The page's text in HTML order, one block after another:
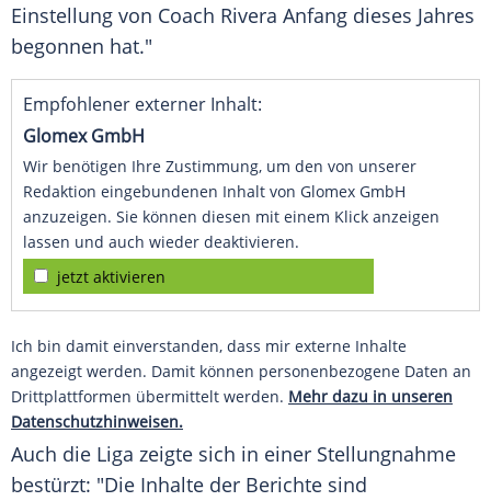
Einstellung von Coach Rivera Anfang dieses Jahres
begonnen hat."
Empfohlener externer Inhalt:
Glomex GmbH
Wir benötigen Ihre Zustimmung, um den von unserer
Redaktion eingebundenen Inhalt von Glomex GmbH
anzuzeigen. Sie können diesen mit einem Klick anzeigen
lassen und auch wieder deaktivieren.
jetzt aktivieren
Ich bin damit einverstanden, dass mir externe Inhalte
angezeigt werden. Damit können personenbezogene Daten an
Drittplattformen übermittelt werden. Mehr dazu in unseren
Datenschutzhinweisen.
Auch die Liga zeigte sich in einer Stellungnahme
bestürzt: "Die Inhalte der Berichte sind